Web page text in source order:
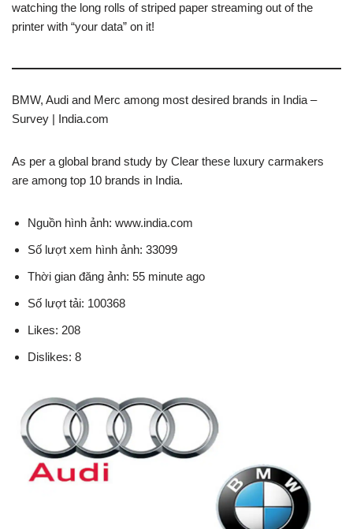
watching the long rolls of striped paper streaming out of the
printer with “your data” on it!
BMW, Audi and Merc among most desired brands in India –
Survey | India.com
As per a global brand study by Clear these luxury carmakers
are among top 10 brands in India.
Nguồn hình ảnh: www.india.com
Số lượt xem hình ảnh: 33099
Thời gian đăng ảnh: 55 minute ago
Số lượt tải: 100368
Likes: 208
Dislikes: 8